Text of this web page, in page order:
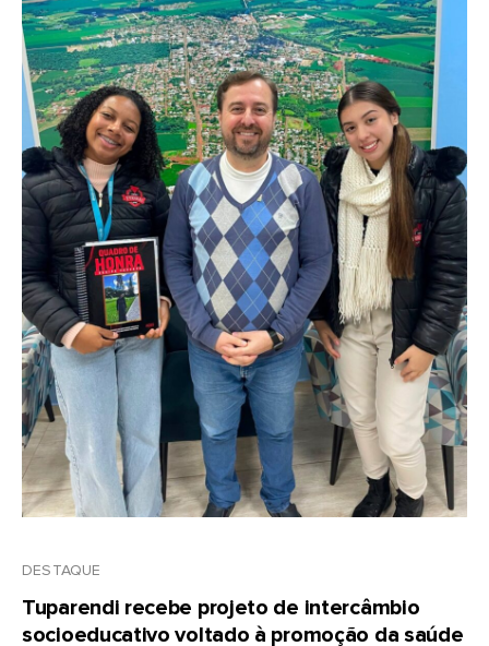
DESTAQUE
Tuparendi recebe projeto de intercâmbio
socioeducativo voltado à promoção da saúde